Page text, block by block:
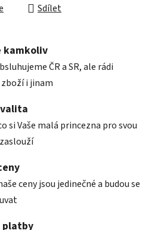
Sdílet
kamkoliv
ČR a SR, ale rádi
i jinam
si Vaše malá princezna pro svou
ceny jsou jedinečné a budou se
platby